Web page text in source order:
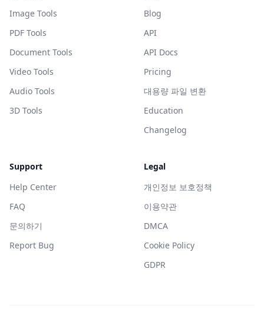
Image Tools
PDF Tools
Document Tools
Video Tools
Audio Tools
3D Tools
Blog
API
API Docs
Pricing
대용량 파일 변환
Education
Changelog
Support
Help Center
FAQ
문의하기
Report Bug
Legal
개인정보 보호정책
이용약관
DMCA
Cookie Policy
GDPR